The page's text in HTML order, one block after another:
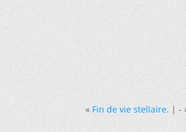
« Fin de vie stellaire.| -